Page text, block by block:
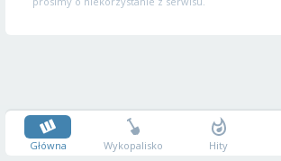
Główna Wykopalisko Hity